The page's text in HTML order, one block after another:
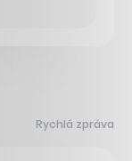
Rychlá zpráva